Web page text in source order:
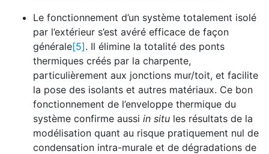
Le fonctionnement d’un système totalement isolé
par l’extérieur s’est avéré efficace de façon
générale[5]. Il élimine la totalité des ponts
thermiques créés par la charpente,
particulièrement aux jonctions mur/toit, et facilite
la pose des isolants et autres matériaux. Ce bon
fonctionnement de l’enveloppe thermique du
système confirme aussi in situ les résultats de la
modélisation quant au risque pratiquement nul de
condensation intra-murale et de dégradations de